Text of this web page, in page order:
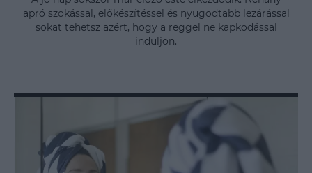
apró szokással, előkészítéssel és nyugodtabb lezárással
sokat tehetsz azért, hogy a reggel ne kapkodással
induljon.